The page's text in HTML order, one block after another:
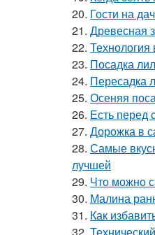
20. Гости на
21. Древесная
22.
23. Посадка
24. Пересадка
25. Осеняя
26. Есть перед
27. Дорожка в
28. Самые
лучшей
29. Что можно
30. Малина
31. Как